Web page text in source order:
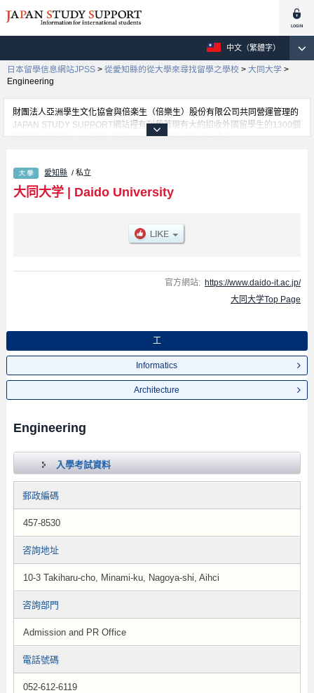
中文（繁體字）
日本留學信息網站JPSS > 從愛知縣的從大學來尋找留學之學校 > 大同大学 >
Engineering
財團法人亞洲學生文化協會與倍楽生（倍樂生）股份有限公司共同營運管理的
JAPAN STUDY SUPPORT網站裡有刊載著現有大約招收外國留學生的1300個
學校的大學學部、大學院、短期大學、專門學校的招生訊息。
訊、設施介紹、聯絡方式等對外國留學生是必要之訊息都刊載於此，請務必查
閱及利用此網站。
愛知縣 / 私立
大同大学| Daido University
官方網站: https://www.daido-it.ac.jp/
大同大学Top Page
工
Informatics
Architecture
Engineering
入學考試資料
郵政編碼
457-8530
咨詢地址
10-3 Takiharu-cho, Minami-ku, Nagoya-shi, Aihci
咨詢部門
Admission and PR Office
電話號碼
052-612-6119